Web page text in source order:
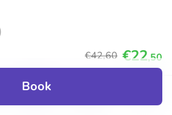
Book
€42,60 €22,50
53% korting